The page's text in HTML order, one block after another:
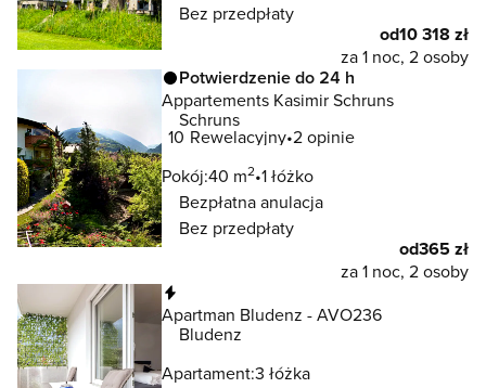
Bez przedpłaty
od10 318 zł
za 1 noc, 2 osoby
Potwierdzenie do 24 h
Appartements Kasimir Schruns
Schruns
10 Rewelacyjny 2 opinie
Pokój:40 m2 1 łóżko
Bezpłatna anulacja
Bez przedpłaty
od365 zł
za 1 noc, 2 osoby
Apartman Bludenz - AVO236
Bludenz
Apartament:3 łóżka